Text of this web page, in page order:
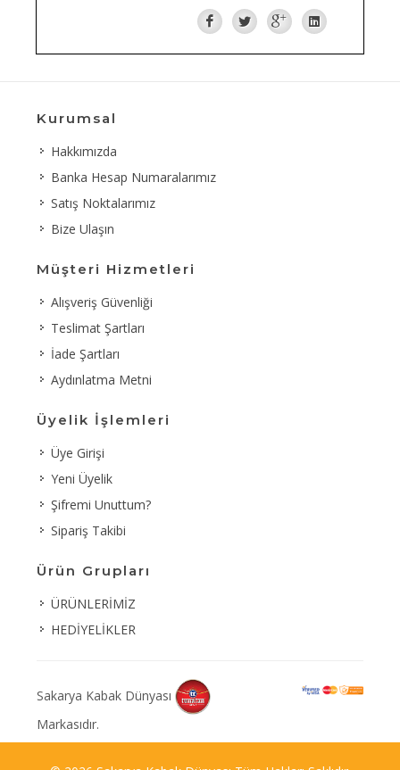
Kurumsal
Hakkımızda
Banka Hesap Numaralarımız
Satış Noktalarımız
Bize Ulaşın
Müşteri Hizmetleri
Alışveriş Güvenliği
Teslimat Şartları
İade Şartları
Aydınlatma Metni
Üyelik İşlemleri
Üye Girişi
Yeni Üyelik
Şifremi Unuttum?
Sipariş Takibi
Ürün Grupları
ÜRÜNLERİMİZ
HEDİYELİKLER
Sakarya Kabak Dünyası
Markasıdır.